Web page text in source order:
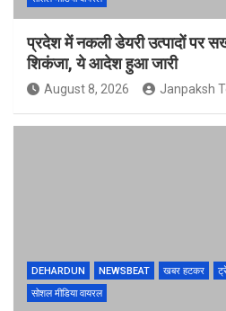
प्रदेश में नकली डेयरी उत्पादों पर
शिकंजा, ये आदेश हुआ जारी
August 8, 2026 Janpaksh
DEHARDUN NEWSBEAT खबर हटकर
सोशल मीडिया वायरल